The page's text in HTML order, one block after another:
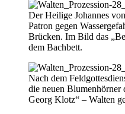
Der Heilige Johannes
Patron gegen
Brücken. Im Bild das
dem Bachbett.
Nach dem
die neuen Blumenhörner
Georg Klotz“ – Walten